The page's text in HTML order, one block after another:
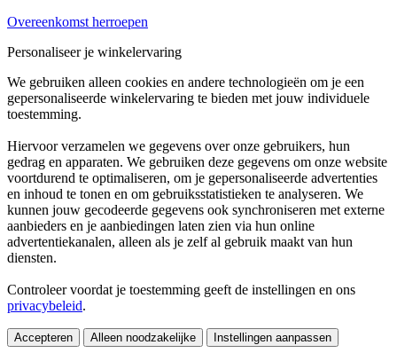
Overeenkomst herroepen
Personaliseer je winkelervaring
We gebruiken alleen cookies en andere technologieën om je een
gepersonaliseerde winkelervaring te bieden met jouw individuele
toestemming.
Hiervoor verzamelen we gegevens over onze gebruikers, hun
gedrag en apparaten. We gebruiken deze gegevens om onze website
voortdurend te optimaliseren, om je gepersonaliseerde advertenties
en inhoud te tonen en om gebruiksstatistieken te analyseren. We
kunnen jouw gecodeerde gegevens ook synchroniseren met externe
aanbieders en je aanbiedingen laten zien via hun online
advertentiekanalen, alleen als je zelf al gebruik maakt van hun
diensten.
Controleer voordat je toestemming geeft de instellingen en ons
privacybeleid.
Accepteren Alleen noodzakelijke Instellingen aanpassen